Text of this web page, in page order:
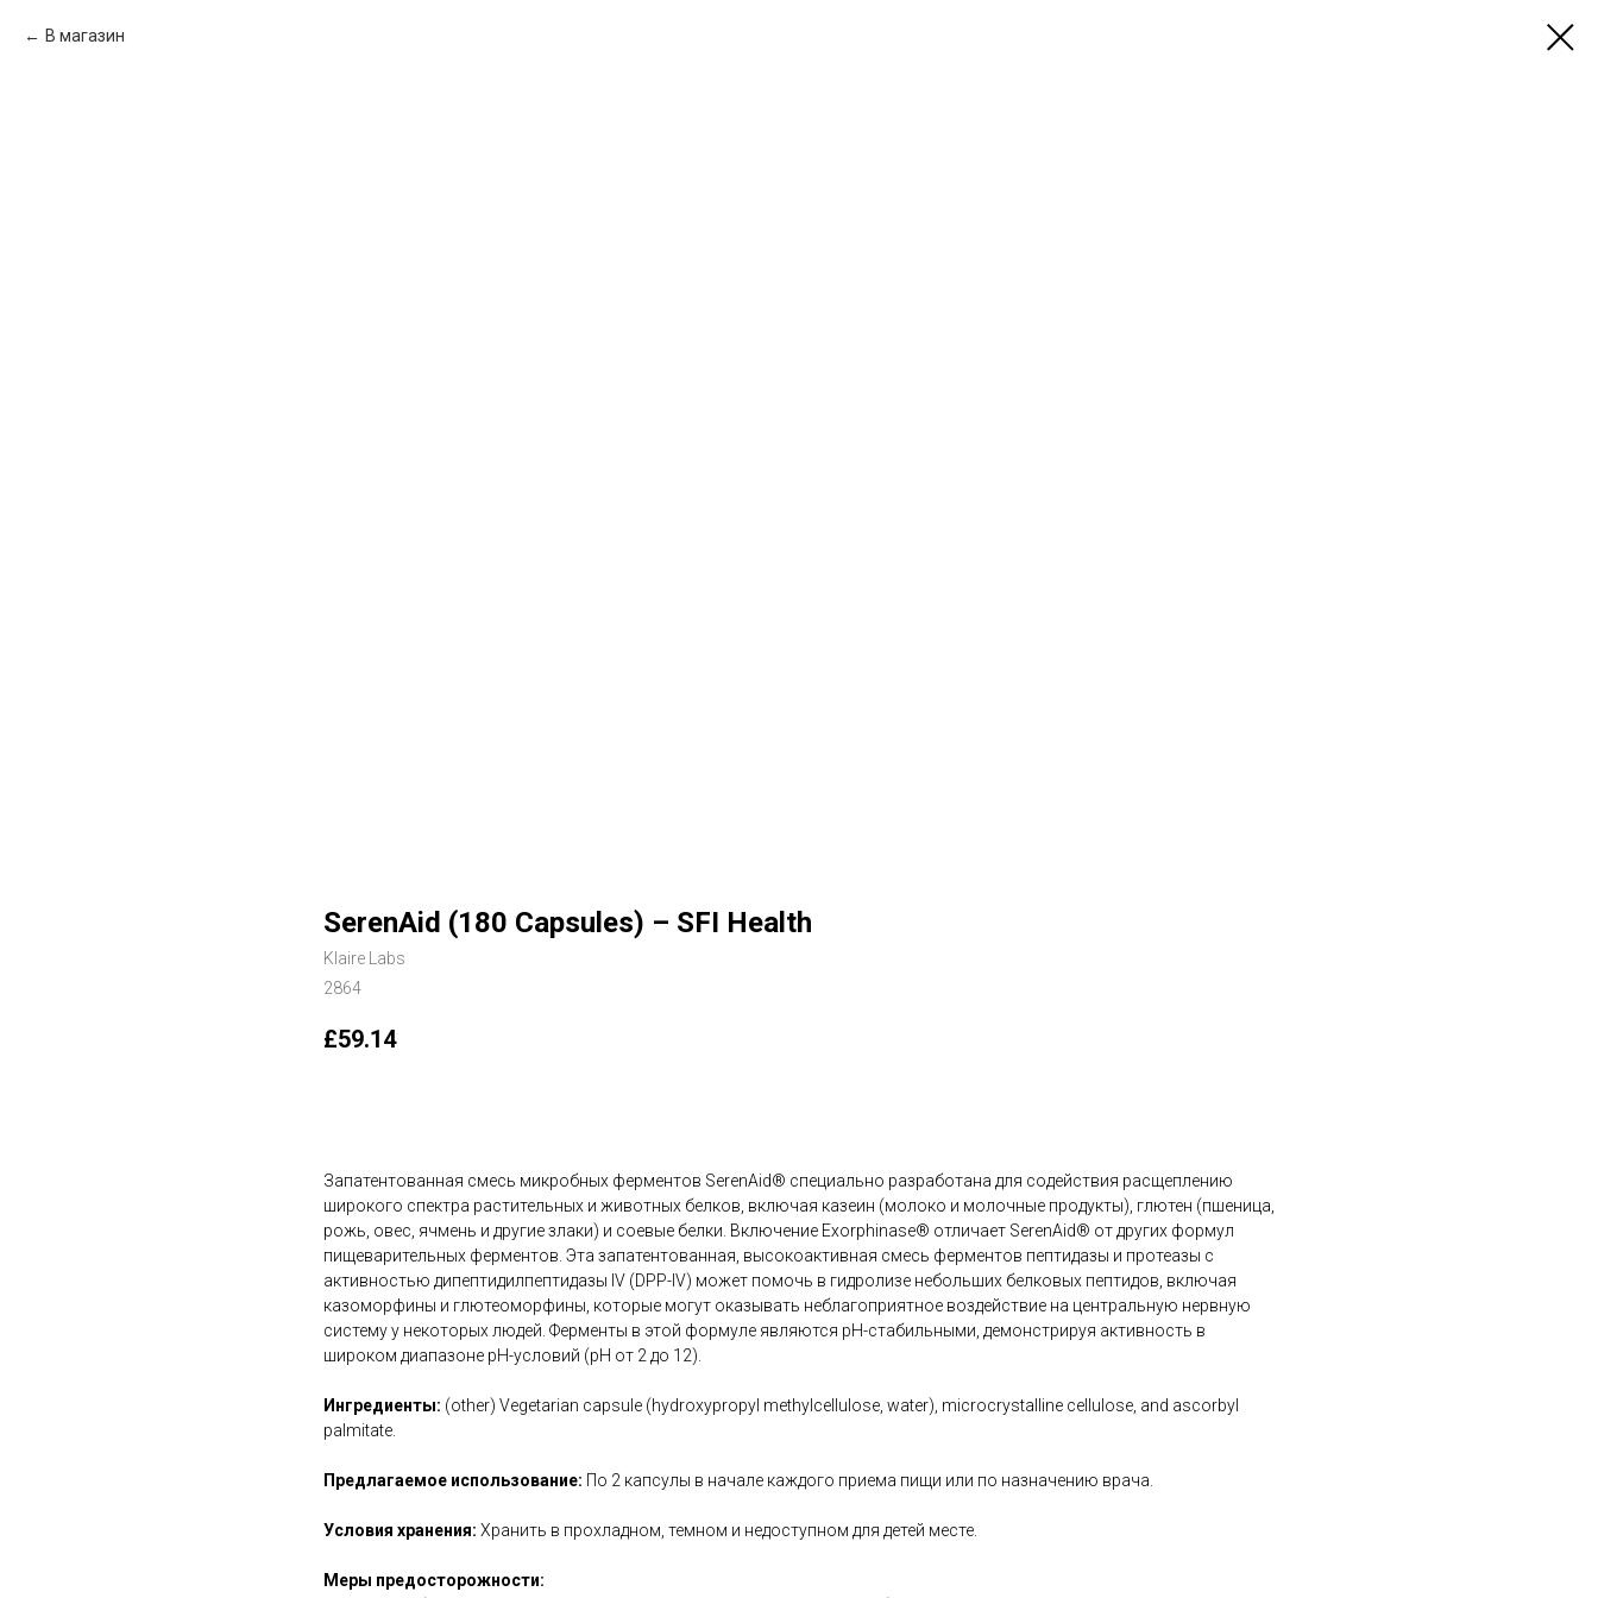
В магазин
SerenAid (180 Capsules) – SFI Health
Klaire Labs
2864
£59.14
Запатентованная смесь микробных ферментов SerenAid® специально разработана для содействия расщеплению
широкого спектра растительных и животных белков, включая казеин (молоко и молочные продукты), глютен (пшеница,
рожь, овес, ячмень и другие злаки) и соевые белки. Включение Exorphinase® отличает SerenAid® от других формул
пищеварительных ферментов. Эта запатентованная, высокоактивная смесь ферментов пептидазы и протеазы с
активностью дипептидилпептидазы IV (DPP-IV) может помочь в гидролизе небольших белковых пептидов, включая
казоморфины и глютеоморфины, которые могут оказывать неблагоприятное воздействие на центральную нервную
систему у некоторых людей. Ферменты в этой формуле являются pH-стабильными, демонстрируя активность в
широком диапазоне pH-условий (pH от 2 до 12).
Ингредиенты: (other) Vegetarian capsule (hydroxypropyl methylcellulose, water), microcrystalline cellulose, and ascorbyl
palmitate.
Предлагаемое использование: По 2 капсулы в начале каждого приема пищи или по назначению врача.
Условия хранения: Хранить в прохладном, темном и недоступном для детей месте.
Меры предосторожности: